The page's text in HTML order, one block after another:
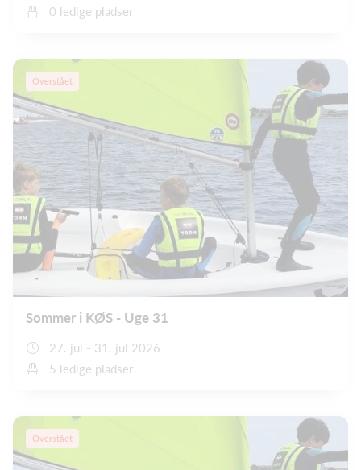
0 ledige pladser
Overstået
Sommer i KØS - Uge 31
27. jul - 31. jul 2026
5 ledige pladser
Overstået